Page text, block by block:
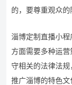
的，要尊重观众的
淄博定制直播小
方面需要多种运
守相关的法律法
推广淄博的特色文